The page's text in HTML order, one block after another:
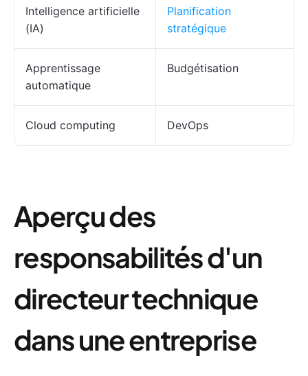
Intelligence artificielle
(IA)
Planification
stratégique
Apprentissage
automatique
Budgétisation
Cloud computing DevOps
Aperçu des
responsabilités d'un
directeur technique
dans une entreprise